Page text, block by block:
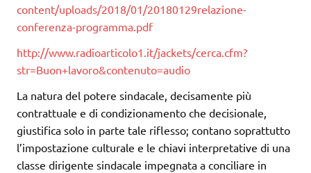
content/uploads/2018/01/20180129relazione-
conferenza-programma.pdf
http://www.radioarticolo1.it/jackets/cerca.cfm?
str=Buon+lavoro&contenuto=audio
La natura del potere sindacale, decisamente più
contrattuale e di condizionamento che decisionale,
giustifica solo in parte tale riflesso; contano soprattutto
l’impostazione culturale e le chiavi interpretative di una
classe dirigente sindacale impegnata a conciliare in